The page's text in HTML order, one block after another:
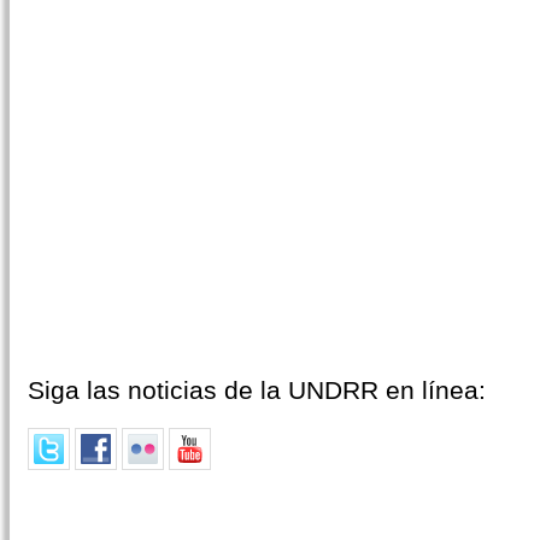
Siga las noticias de la UNDRR en línea: